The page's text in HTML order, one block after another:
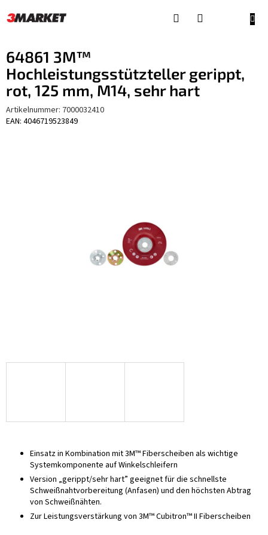
Inhalt
64861 3M™
Hochleistungsstützteller gerippt,
rot, 125 mm, M14, sehr hart
Artikelnummer: 7000032410
EAN: 4046719523849
Einsatz in Kombination mit 3M™ Fiberscheiben als wichtige
Systemkomponente auf Winkelschleifern
Version „gerippt/sehr hart” geeignet für die schnellste
Schweißnahtvorbereitung (Anfasen) und den höchsten Abtrag
von Schweißnähten.
Zur Leistungsverstärkung von 3M™ Cubitron™ II Fiberscheiben